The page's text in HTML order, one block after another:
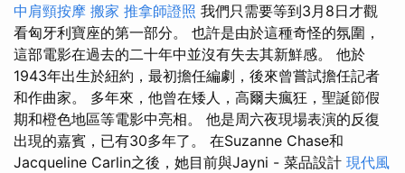
中肩頸按摩 搬家 推拿師證照 我們只需要等到3月8日才觀
看匈牙利寶座的第一部分。 也許是由於這種奇怪的氛圍，
這部電影在過去的二十年中並沒有失去其新鮮感。 他於
1943年出生於紐約，最初擔任編劇，後來曾嘗試擔任記者
和作曲家。 多年來，他曾在矮人，高爾夫瘋狂，聖誕節假
期和橙色地區等電影中亮相。 他是周六夜現場表演的反復
出現的嘉賓，已有30多年了。 在Suzanne Chase和
Jacqueline Carlin之後，她目前與Jayni - 菜品設計 現代風